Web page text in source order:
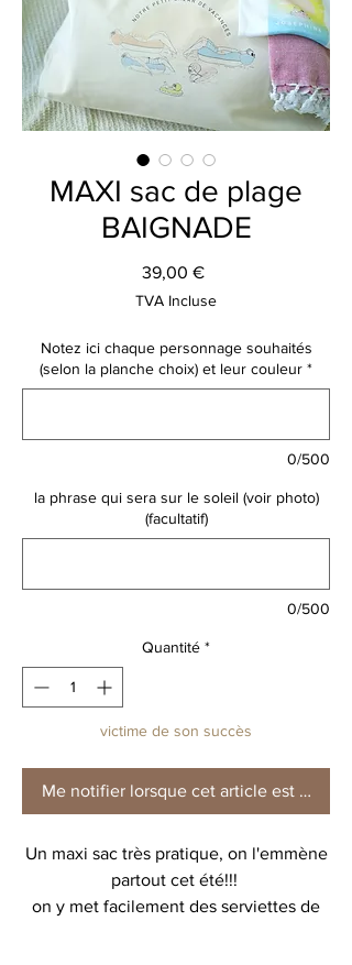
MAXI sac de plage
BAIGNADE
39,00 €Prix
TVA Incluse
Notez ici chaque personnage souhaités
(selon la planche choix) et leur couleur *
0/500
la phrase qui sera sur le soleil (voir photo)
(facultatif)
0/500
Quantité *
victime de son succès
Me notifier lorsque cet article est
Un maxi sac très pratique, on l'emmène
partout cet été!!!
on y met facilement des serviettes de